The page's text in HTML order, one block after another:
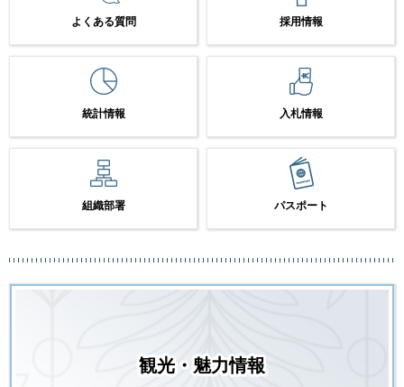
よくある質問 採用情報
統計情報 入札情報
組織部署 パスポート
観光・魅力情報